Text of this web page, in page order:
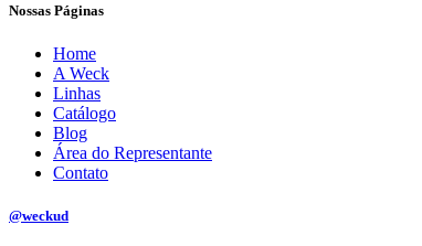
Nossas Páginas
Home
A Weck
Linhas
Catálogo
Blog
Área do Representante
Contato
@weckud